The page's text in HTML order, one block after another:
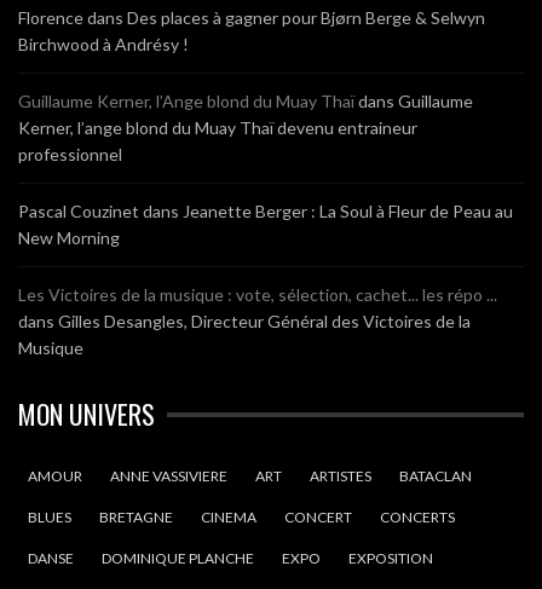
Florencedans Des places à gagner pour Bjørn Berge & Selwyn
Birchwood à Andrésy !
Guillaume Kerner, l’Ange blond du Muay Thaïdans Guillaume
Kerner, l’ange blond du Muay Thaï devenu entraineur
professionnel
Pascal Couzinet dans Jeanette Berger : La Soul à Fleur de Peau au
New Morning
Les Victoires de la musique : vote, sélection, cachet... les répo ...
dans Gilles Desangles, Directeur Général des Victoires de la
Musique
MON UNIVERS
AMOUR ANNE VASSIVIERE ART ARTISTES BATACLAN
BLUES BRETAGNE CINEMA CONCERT CONCERTS
DANSE DOMINIQUE PLANCHE EXPO EXPOSITION